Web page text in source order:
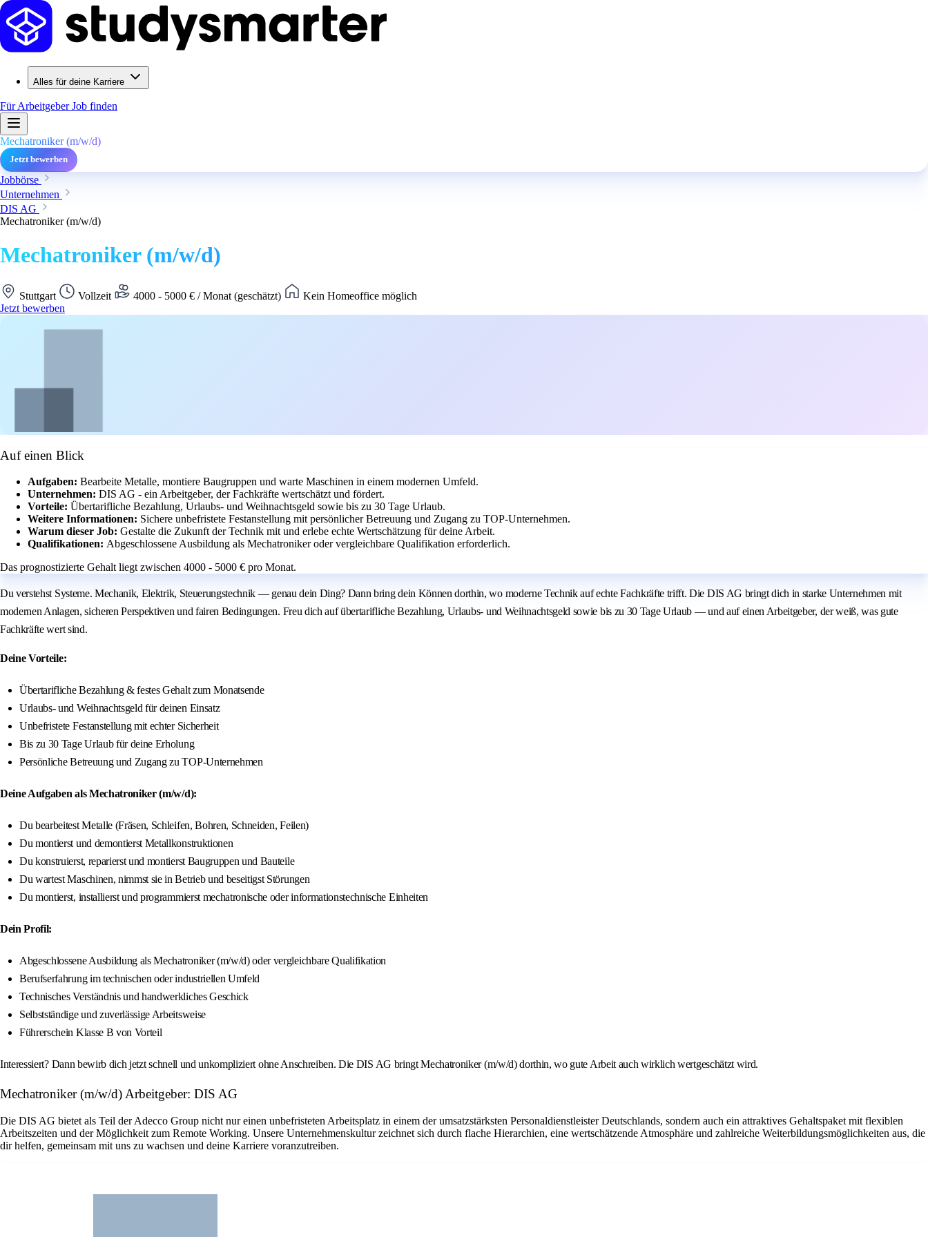
Alles für deine Karriere
Für ArbeitgeberJob finden
Mechatroniker (m/w/d)
Jetzt bewerben
Jobbörse
Unternehmen
DIS AG
Mechatroniker (m/w/d)
Mechatroniker (m/w/d)
Stuttgart Vollzeit 4000 - 5000 € / Monat (geschätzt)
Kein Homeoffice möglich
Jetzt bewerben
Auf einen Blick
Aufgaben: Bearbeite Metalle, montiere Baugruppen und warte Maschinen in einem modernen Umfeld.
Unternehmen: DIS AG - ein Arbeitgeber, der Fachkräfte wertschätzt und fördert.
Vorteile: Übertarifliche Bezahlung, Urlaubs- und Weihnachtsgeld sowie bis zu 30 Tage Urlaub.
Weitere Informationen: Sichere unbefristete Festanstellung mit persönlicher Betreuung und Zugang zu TOP-Unternehmen.
Warum dieser Job: Gestalte die Zukunft der Technik mit und erlebe echte Wertschätzung für deine Arbeit.
Qualifikationen: Abgeschlossene Ausbildung als Mechatroniker oder vergleichbare Qualifikation erforderlich.
Das prognostizierte Gehalt liegt zwischen 4000 - 5000 € pro Monat.
Du verstehst Systeme. Mechanik, Elektrik, Steuerungstechnik — genau dein Ding? Dann bring dein Können dorthin, wo moderne Technik auf echte Fachkräfte trifft. Die DIS AG bringt dich in starke Unternehmen mit
modernen Anlagen, sicheren Perspektiven und fairen Bedingungen. Freu dich auf übertarifliche Bezahlung, Urlaubs- und Weihnachtsgeld sowie bis zu 30 Tage Urlaub — und auf einen Arbeitgeber, der weiß, was gute
Fachkräfte wert sind.
Deine Vorteile:
Übertarifliche Bezahlung & festes Gehalt zum Monatsende
Urlaubs- und Weihnachtsgeld für deinen Einsatz
Unbefristete Festanstellung mit echter Sicherheit
Bis zu 30 Tage Urlaub für deine Erholung
Persönliche Betreuung und Zugang zu TOP-Unternehmen
Deine Aufgaben als Mechatroniker (m/w/d):
Du bearbeitest Metalle (Fräsen, Schleifen, Bohren, Schneiden, Feilen)
Du montierst und demontierst Metallkonstruktionen
Du konstruierst, reparierst und montierst Baugruppen und Bauteile
Du wartest Maschinen, nimmst sie in Betrieb und beseitigst Störungen
Du montierst, installierst und programmierst mechatronische oder informationstechnische Einheiten
Dein Profil:
Abgeschlossene Ausbildung als Mechatroniker (m/w/d) oder vergleichbare Qualifikation
Berufserfahrung im technischen oder industriellen Umfeld
Technisches Verständnis und handwerkliches Geschick
Selbstständige und zuverlässige Arbeitsweise
Führerschein Klasse B von Vorteil
Interessiert? Dann bewirb dich jetzt schnell und unkompliziert ohne Anschreiben. Die DIS AG bringt Mechatroniker (m/w/d) dorthin, wo gute Arbeit auch wirklich wertgeschätzt wird.
Mechatroniker (m/w/d) Arbeitgeber: DIS AG
Die DIS AG bietet als Teil der Adecco Group nicht nur einen unbefristeten Arbeitsplatz in einem der umsatzstärksten Personaldienstleister Deutschlands, sondern auch ein attraktives Gehaltspaket mit flexiblen
Arbeitszeiten und der Möglichkeit zum Remote Working. Unsere Unternehmenskultur zeichnet sich durch flache Hierarchien, eine wertschätzende Atmosphäre und zahlreiche Weiterbildungsmöglichkeiten aus, die
dir helfen, gemeinsam mit uns zu wachsen und deine Karriere voranzutreiben.